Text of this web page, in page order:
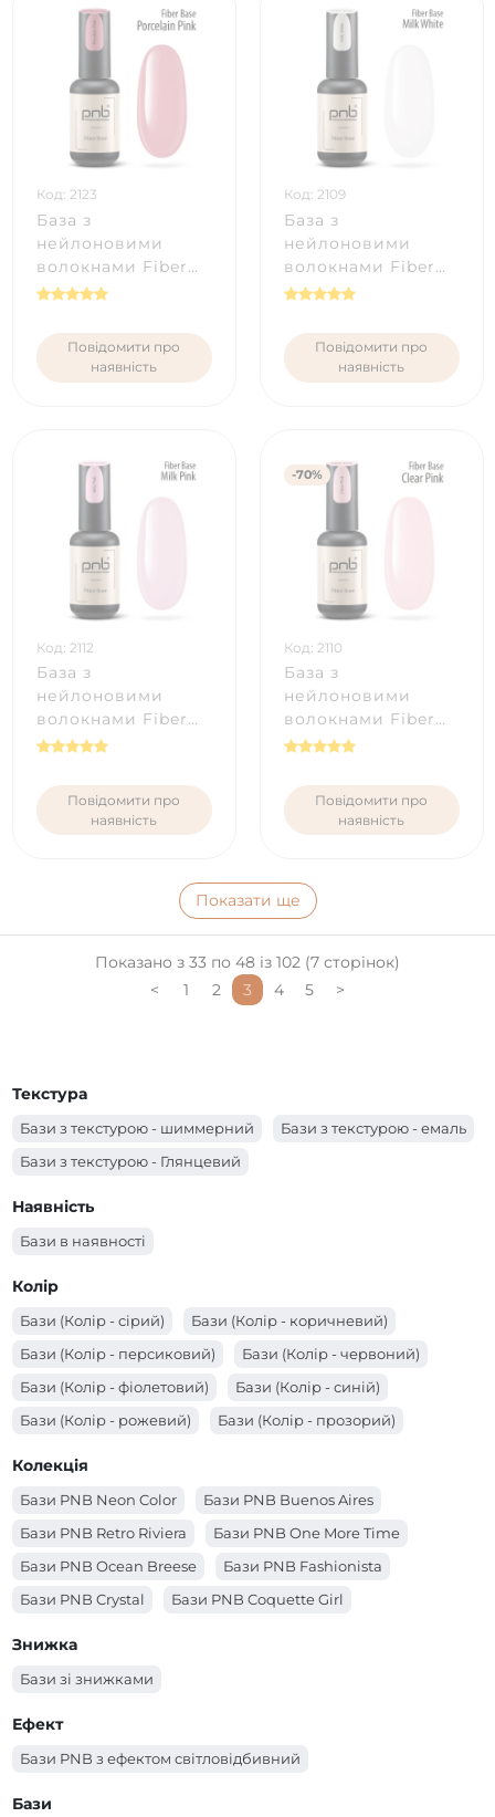
Код: 2123
База з
нейлоновими
волокнами Fiber
Base PNB,
Повідомити про
наявність
Код: 2109
База з
нейлоновими
волокнами Fiber
Base PNB, молочно
Повідомити про
наявність
Код: 2112
База з
нейлоновими
волокнами Fiber
Base PNB, молочно
Повідомити про
наявність
-70%
Код: 2110
База з
нейлоновими
волокнами Fiber
Base PNB,
мл
Повідомити про
наявність
Показати ще
Показано з 33 по 48 із 102 (7 сторінок)
<
1 2 3 4 5 >
Текстура
Бази з текстурою - шиммерний
Бази з текстурою - емаль
Бази з текстурою - Глянцевий
Наявність
Бази в наявності
Колір
Бази (Колір - сірий)
Бази (Колір - коричневий)
Бази (Колір - персиковий)
Бази (Колір - червоний)
Бази (Колір - фіолетовий)
Бази (Колір - синій)
Бази (Колір - рожевий)
Бази (Колір - прозорий)
Колекція
Бази PNB Neon Color
Бази PNB Buenos Aires
Бази PNB Retro Riviera
Бази PNB One More Time
Бази PNB Ocean Breese
Бази PNB Fashionista
Бази PNB Crystal
Бази PNB Coquette Girl
Знижка
Бази зі знижками
Ефект
Бази PNB з ефектом світловідбивний
Бази